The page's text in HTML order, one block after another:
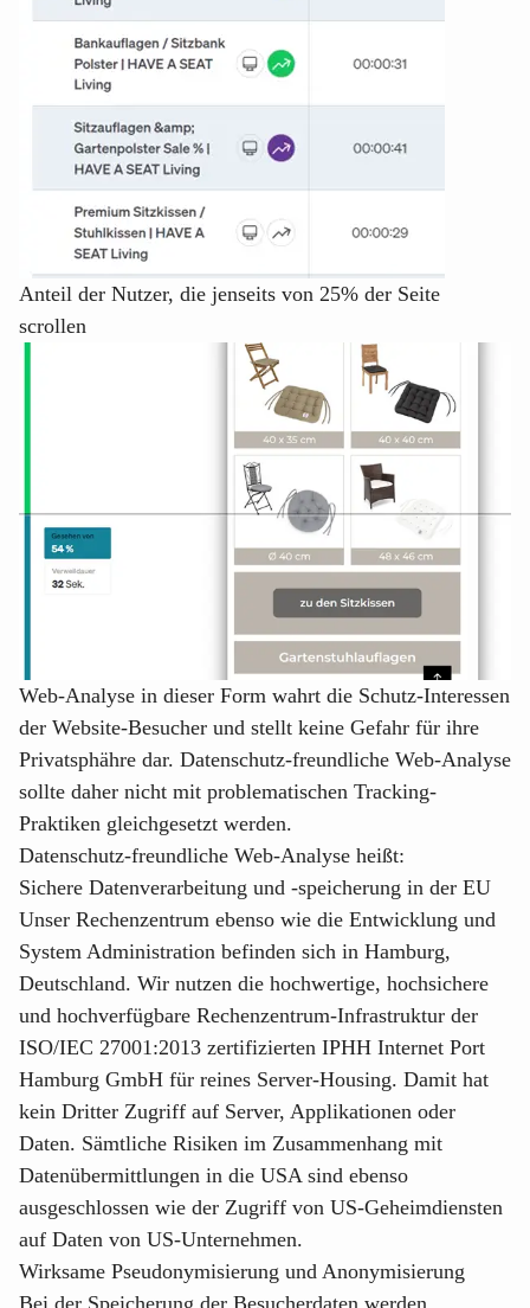
Anteil der Nutzer, die jenseits von 25% der Seite
scrollen
Web-Analyse in dieser Form wahrt die Schutz-Interessen
der Website-Besucher und stellt keine Gefahr für ihre
Privatsphähre dar. Datenschutz-freundliche Web-Analyse
sollte daher nicht mit problematischen Tracking-
Praktiken gleichgesetzt werden.
Datenschutz-freundliche Web-Analyse heißt:
Sichere Datenverarbeitung und -speicherung in der EU
Unser Rechenzentrum ebenso wie die Entwicklung und
System Administration befinden sich in Hamburg,
Deutschland. Wir nutzen die hochwertige, hochsichere
und hochverfügbare Rechenzentrum-Infrastruktur der
ISO/IEC 27001:2013 zertifizierten IPHH Internet Port
Hamburg GmbH für reines Server-Housing. Damit hat
kein Dritter Zugriff auf Server, Applikationen oder
Daten. Sämtliche Risiken im Zusammenhang mit
Datenübermittlungen in die USA sind ebenso
ausgeschlossen wie der Zugriff von US-Geheimdiensten
auf Daten von US-Unternehmen.
Wirksame Pseudonymisierung und Anonymisierung